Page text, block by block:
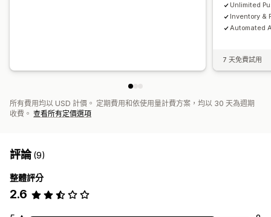
Unlimited
Inventory &
Automated
7 天免費試用
所有費用均以 USD 計價。 定期費用和依使用量計費方案，均以 30 天為週期
收費。 查看所有定價選項
評論(9)
整體評分
2.6